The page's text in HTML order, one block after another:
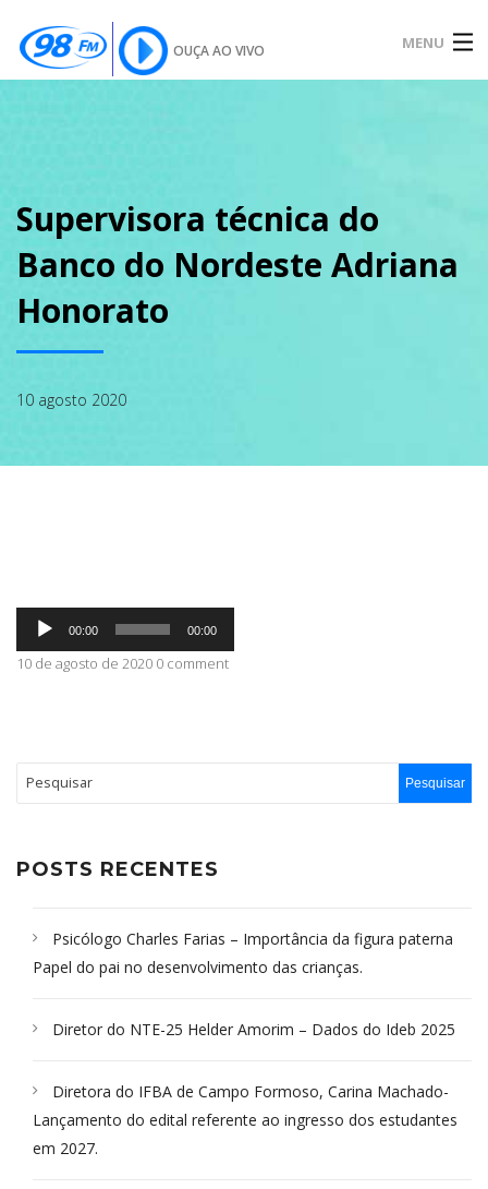
OUÇA AO VIVO MENU
SOBRE
CONTATO
Supervisora técnica do
Banco do Nordeste Adriana
Honorato
10 agosto 2020
Tocador
áudio
00:00 00:00
10 de agosto de 2020 0 comment
POSTS RECENTES
Psicólogo Charles Farias – Importância da figura paterna
Papel do pai no desenvolvimento das crianças.
Diretor do NTE-25 Helder Amorim – Dados do Ideb 2025
Diretora do IFBA de Campo Formoso, Carina Machado-
Lançamento do edital referente ao ingresso dos estudantes
em 2027.